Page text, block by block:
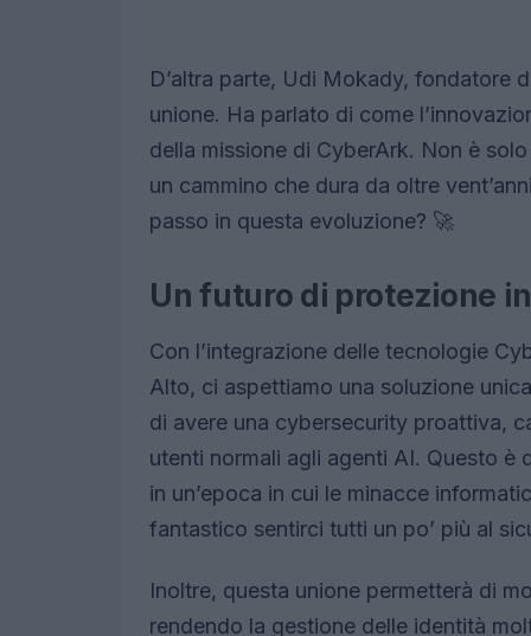
D’altra parte, Udi Mokady, fondatore
unione. Ha parlato di come
della missione di CyberArk. Non è
un cammino che dura da oltre
passo in questa evoluzione? 🚀
Un futuro di protezione
Con l’integrazione delle tecnologie
Alto, ci aspettiamo una soluzione
di avere una cybersecurity proattiva,
utenti normali agli agenti AI. Questo
in un’epoca in cui le minacce
fantastico sentirci tutti un po’ più al
Inoltre, questa unione permetterà di
rendendo la gestione delle identità